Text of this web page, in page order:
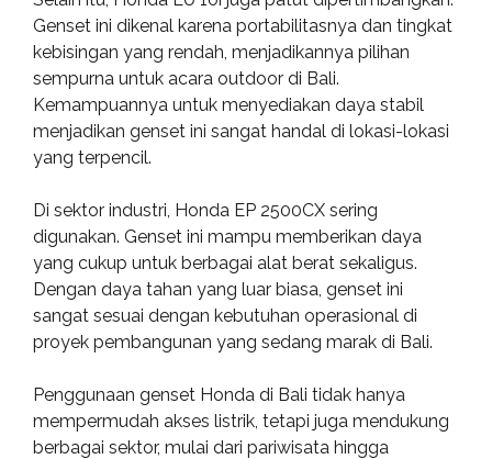
Genset ini dikenal karena portabilitasnya dan tingkat
kebisingan yang rendah, menjadikannya pilihan
sempurna untuk acara outdoor di Bali.
Kemampuannya untuk menyediakan daya stabil
menjadikan genset ini sangat handal di lokasi-lokasi
yang terpencil.
Di sektor industri, Honda EP 2500CX sering
digunakan. Genset ini mampu memberikan daya
yang cukup untuk berbagai alat berat sekaligus.
Dengan daya tahan yang luar biasa, genset ini
sangat sesuai dengan kebutuhan operasional di
proyek pembangunan yang sedang marak di Bali.
Penggunaan genset Honda di Bali tidak hanya
mempermudah akses listrik, tetapi juga mendukung
berbagai sektor, mulai dari pariwisata hingga